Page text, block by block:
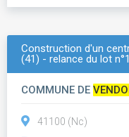
Construction d'un
(41) - relance du lot
COMMUNE DE
41100 (Nc)